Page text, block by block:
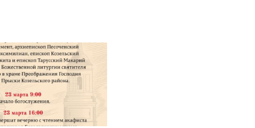
МАТЕРИАЛЫ
КОНТАКТЫ/РЕКВИЗИТЫ